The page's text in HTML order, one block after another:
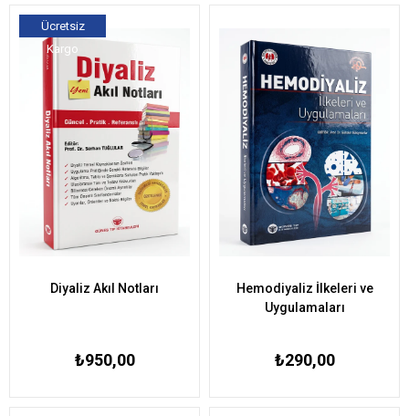
Diyaliz Akıl Notları
₺950,00
Ücretsiz
Kargo
Hemodiyaliz İlkeleri ve
Uygulamaları
₺290,00